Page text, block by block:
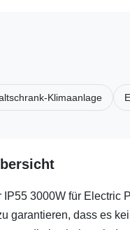
Klimaanlage
IP55 3000W für Electric
garantieren, dass es